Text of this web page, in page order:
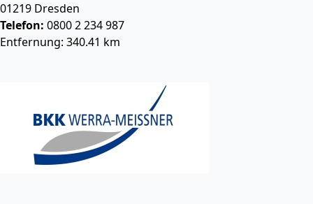
01219 Dresden
Telefon: 0800 2 234 987
Entfernung: 340.41 km